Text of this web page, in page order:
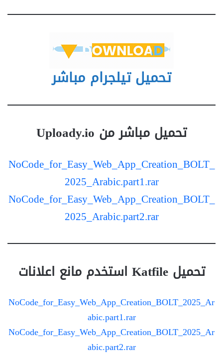
تحميل تيلجرام مباشر
تحميل مباشر من Uploady.io
NoCode_for_Easy_Web_App_Creation_BOLT_
2025_Arabic.part1.rar
NoCode_for_Easy_Web_App_Creation_BOLT_
2025_Arabic.part2.rar
تحميل Katfile استخدم مانع اعلانات
NoCode_for_Easy_Web_App_Creation_BOLT_2025_Ar
abic.part1.rar
NoCode_for_Easy_Web_App_Creation_BOLT_2025_Ar
abic.part2.rar